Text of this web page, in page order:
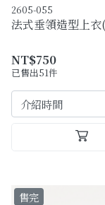
2605-055
法式垂領造型上衣
NT$750
已售出51件
售完